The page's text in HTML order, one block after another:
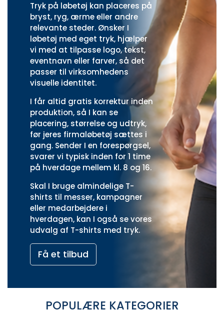
Tryk på løbetøj kan placeres på
bryst, ryg, ærme eller andre
relevante steder. Ønsker I
løbetøj med eget tryk, hjælper
vi med at tilpasse logo, tekst,
eventnavn eller farver, så det
passer til virksomhedens
visuelle identitet.
I får altid gratis korrektur inden
produktion, så I kan se
placering, størrelse og udtryk,
før jeres firmaløbetøj sættes i
gang. Sender I en forespørgsel,
svarer vi typisk inden for 1 time
på hverdage mellem kl. 8 og 16.
Skal I bruge almindelige T-
shirts til messer, kampagner
eller medarbejdere i
hverdagen, kan I også se vores
udvalg af T-shirts med tryk.
Få et tilbud
POPULÆRE KATEGORIER